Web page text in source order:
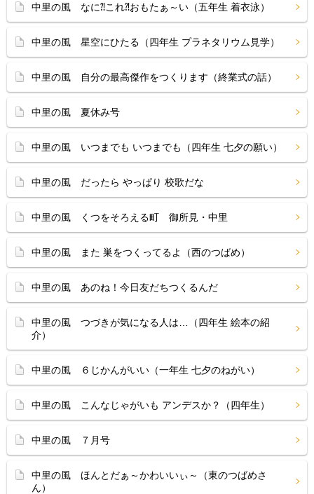
中里の風 なに⁈これ⁈おもたぁ～い（五年生 着衣泳）
中里の風 星空にひたる（四年生 プラネタリウム見学）
中里の風 自分の最高傑作をつくります（終業式の話）
中里の風 夏休み号
中里の風 いつまでも いつまでも（四年生 七夕の願い）
中里の風 だったら やっぱり 校歌だな
中里の風 くつをそろえる町 御所見・中里
中里の風 また 巣をつくってるよ（西のつばめ）
中里の風 あのね！今日友だちつくるんだ
中里の風 つづきが気になる人は…（四年生 絵本の紹
介）
中里の風 ６じかんがいい（一年生 七夕のねがい）
中里の風 こんなじゃがいも アンデスか？（四年生）
中里の風 ７月号
中里の風 ほんとだぁ～かわいいぃ～（東のつばめさ
ん）